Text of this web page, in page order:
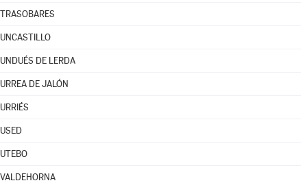
TRASOBARES
UNCASTILLO
UNDUÉS DE LERDA
URREA DE JALÓN
URRIÉS
USED
UTEBO
VALDEHORNA